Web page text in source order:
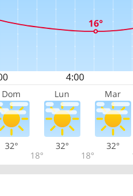
Dom Lun Mar
32°
18°
32°
18°
32°